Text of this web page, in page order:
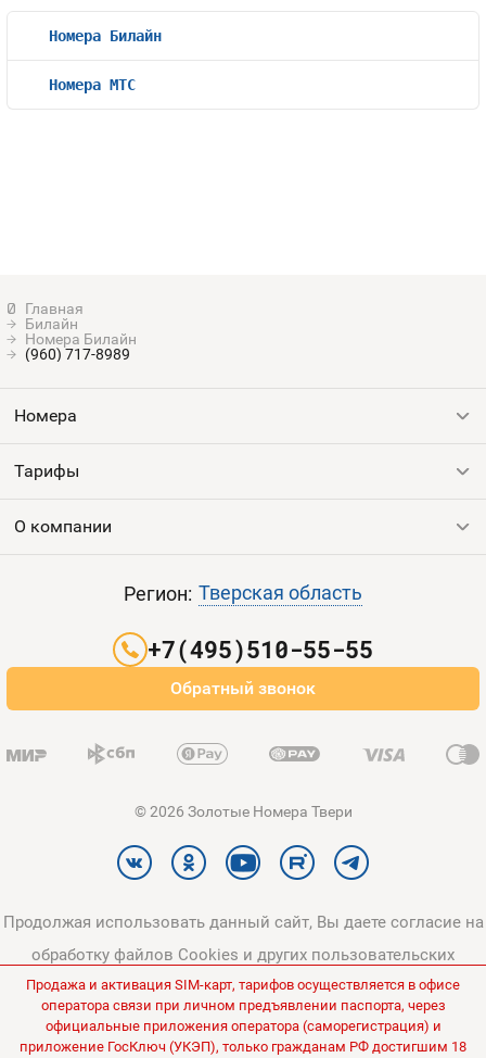
Билайн
Номера Билайн
(960) 717-8989
Номера Билайн
Номера МТС
Номера
Все номера
Тарифы
Выгодные тарифы
О компании
Оплата и доставка
Регион: Тверская область
+7(495)510-55-55
Обратный звонок
© 2026 Золотые Номера Твери
Продолжая использовать данный сайт, Вы даете согласие на
обработку файлов Cookies и других пользовательских
данных, в соответствии сПолитикой конфиденциальности
Политикой в отношении обработки персональных данных
Все цены на сайте указаны без НДС.
Продажа и активация SIM-карт, тарифов осуществляется в офисе
оператора связи при личном предъявлении паспорта, через
официальные приложения оператора (саморегистрация) и
приложение ГосКлюч (УКЭП), только гражданам РФ достигшим 18